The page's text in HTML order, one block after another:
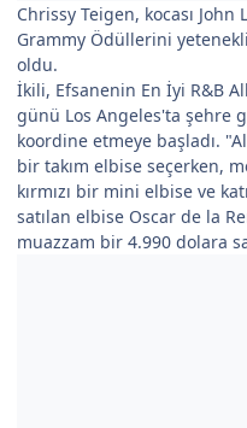
Chrissy Teigen, kocası
Grammy Ödüllerini
oldu.
İkili, Efsanenin En İyi R&B
günü Los Angeles'ta şehre
koordine etmeye başladı.
bir takım elbise seçerken,
kırmızı bir mini elbise ve
satılan elbise Oscar de la
muazzam bir 4.990 dolara